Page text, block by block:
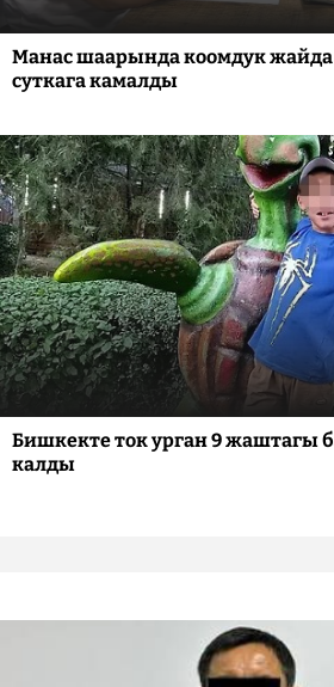
Манас шаарында коомдук жайда
суткага камалды
Бишкекте ток урган 9 жаштагы
калды